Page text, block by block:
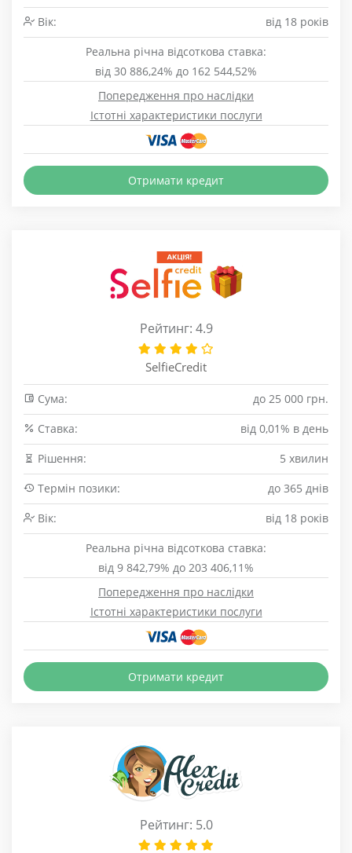
Вік:
від 18 років
Реальна річна відсоткова ставка:
від 30 886,24% до 162 544,52%
Попередження про наслідки
Істотні характеристики послуги
Отримати кредит
Рейтинг: 4.9
SelfieCredit
Сума:
до 25 000 грн.
Cтавка:
від 0,01% в день
Рішення:
5 хвилин
Термін позики:
до 365 днів
Вік:
від 18 років
Реальна річна відсоткова ставка:
від 9 842,79% до 203 406,11%
Попередження про наслідки
Істотні характеристики послуги
Отримати кредит
Рейтинг: 5.0